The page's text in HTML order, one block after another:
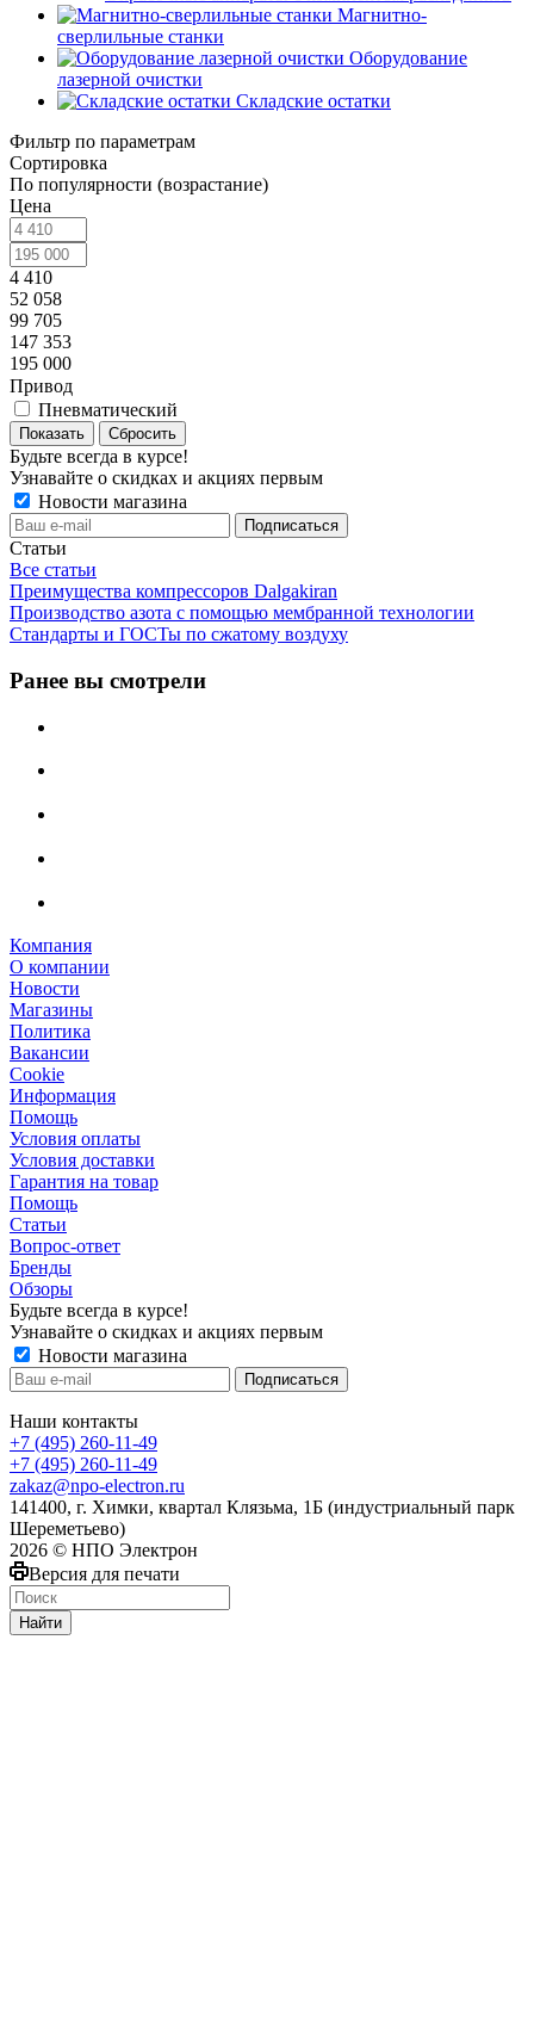
Магнитно-
сверлильные станки
Оборудование
лазерной очистки
Складские остатки
Фильтр по параметрам
Сортировка
По популярности (возрастание)
Цена
4 410
52 058
99 705
147 353
195 000
Привод
Пневматический
Сбросить
Будьте всегда в курсе!
Узнавайте о скидках и акциях первым
Новости магазина
Статьи
Все статьи
Преимущества компрессоров Dalgakiran
Производство азота с помощью мембранной технологии
Стандарты и ГОСТы по сжатому воздуху
Ранее вы смотрели
Компания
О компании
Новости
Магазины
Политика
Вакансии
Сookie
Информация
Помощь
Условия оплаты
Условия доставки
Гарантия на товар
Помощь
Статьи
Вопрос-ответ
Бренды
Обзоры
Будьте всегда в курсе!
Узнавайте о скидках и акциях первым
Новости магазина
Наши контакты
+7 (495) 260-11-49
+7 (495) 260-11-49
zakaz@npo-electron.ru
141400, г. Химки, квартал Клязьма, 1Б (индустриальный парк
Шереметьево)
2026 © НПО Электрон
Версия для печати
Найти